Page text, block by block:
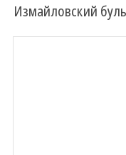
Измайловский